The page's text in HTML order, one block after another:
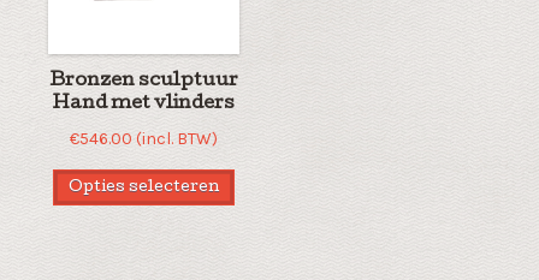
Bronzen sculptuur
Hand met vlinders
€546.00 (incl. BTW)
Opties selecteren